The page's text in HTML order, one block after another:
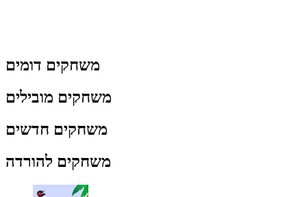
משחקים דומים
משחקים מובילים
משחקים חדשים
משחקים להורדה